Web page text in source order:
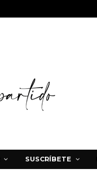
SUSCRÍBETE